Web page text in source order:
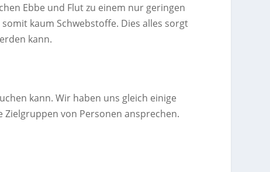
Ebbe und Flut zu einem nur geringen
kaum Schwebstoffe. Dies alles sorgt
kann.
kann. Wir haben uns gleich einige
von Personen ansprechen.